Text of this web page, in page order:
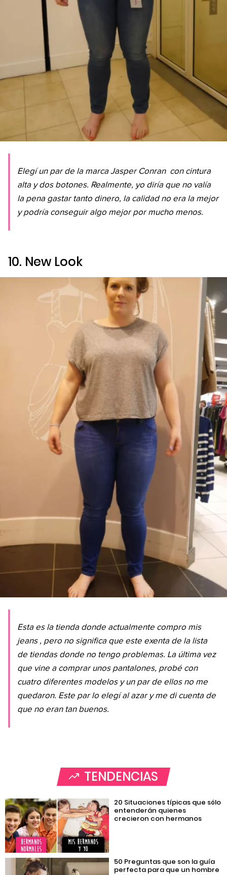
Elegí un par de la marcaJasper Conran con cintura
alta y dos botones. Realmente, yo diría que no valía
la pena gastar tanto dinero, la calidad no era la mejor
y podría conseguir algo mejor por mucho menos.
10. New Look
Esta es la tienda donde actualmente compro mis
jeans , pero no significa que este exenta de la lista
de tiendas donde no tengo problemas. La última vez
que vine a comprar unos pantalones, probé con
cuatro diferentes modelos y un par de ellos no me
quedaron. Este par lo elegí al azar y me di cuenta de
que no eran tan buenos.
TENDENCIAS
20 Situaciones típicas que sólo
entenderán quienes
crecieron con hermanos
50 Preguntas que son la guía
perfecta para que un hombre